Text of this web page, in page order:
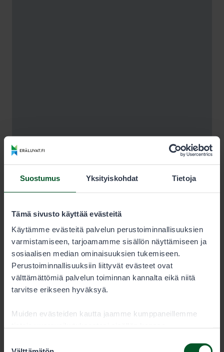
Suostumus Yksityiskohdat Tietoja
Tämä sivusto käyttää evästeitä
Käytämme evästeitä palvelun perustoiminnallisuuksien
varmistamiseen, tarjoamamme sisällön näyttämiseen ja
sosiaalisen median ominaisuuksien tukemiseen.
Perustoiminnallisuuksiin liittyvät evästeet ovat
välttämättömiä palvelun toiminnan kannalta eikä niitä
tarvitse erikseen hyväksyä.
Muiden evästeiden kautta jaamme kumppaneillemme
tietoihin, joita olet antanut heille tai joita on kerätty, kun